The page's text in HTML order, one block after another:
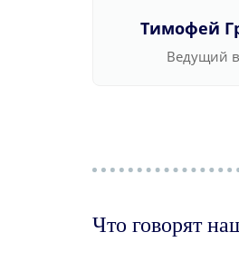
Тимофей
Ведущий
Что говорят